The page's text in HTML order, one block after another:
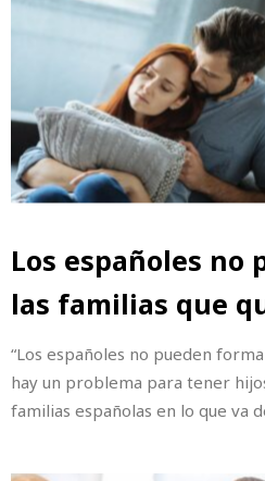
Los españoles no
las familias que
“Los españoles no pueden
hay un problema para tener
familias españolas en lo que va